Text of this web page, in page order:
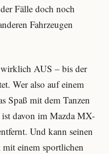
Fälle doch noch
Fahrzeugen
AUS – bis der
Wer also auf einem
Spaß mit dem Tanzen
davon im Mazda MX-
Und kann seinen
einem sportlichen